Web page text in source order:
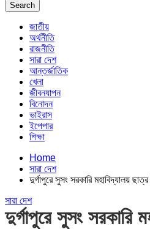
Search
জাতীয়
অর্থনীতি
রাজনীতি
সারা দেশ
আন্তর্জাতিক
খেলা
জীবনযাপন
বিনোদন
ভাইরাস
ইপেপার
শিক্ষা
Home
সারা দেশ
দুর্গাপুরে সুসং সরকারি মহাবিদ্যালয়
সারা দেশ
দুর্গাপুরে সুসং সরকারি